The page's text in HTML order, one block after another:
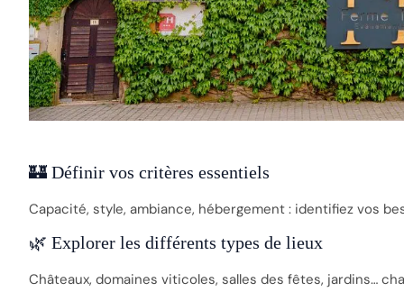
🏰 Définir vos critères essentiels
Capacité, style, ambiance, hébergement : identifiez vos
🌿 Explorer les différents types de lieux
Châteaux, domaines viticoles, salles des fêtes, jardins…